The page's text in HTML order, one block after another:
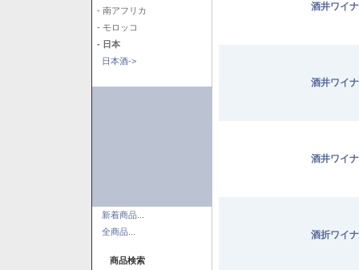
- 南アフリカ
- モロッコ
- 日本
日本酒->
新着商品...
全商品...
商品検索
酒井ワイ
酒井ワイ
酒井ワイ
酒折ワイ